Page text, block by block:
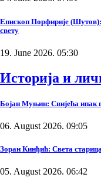
Епископ Порфирије
свету
19. June 2026. 05:30
Историја и
Бојан Муњин: Свијећа ипак
06. August 2026. 09:05
Зоран Кинђић: Света
05. August 2026. 06:42